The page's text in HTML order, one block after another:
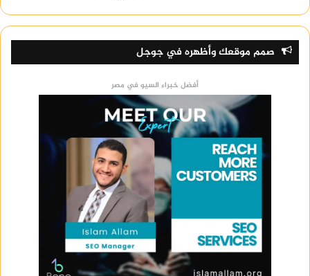
صمم موقعك وأظهره في جوجل
أفضل خبراء السيو في مصر